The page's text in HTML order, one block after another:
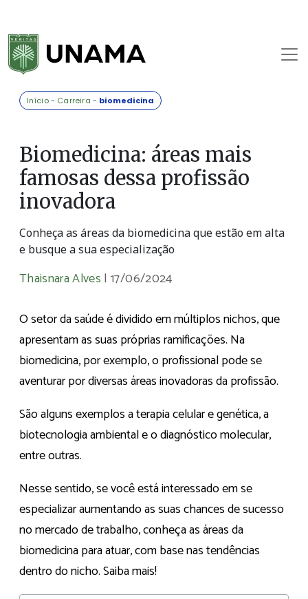
Início- Carreira - biomedicina
Biomedicina: áreas mais
famosas dessa profissão
inovadora
Conheça as áreas da biomedicina que estão em alta
e busque a sua especialização
Thaisnara Alves |17/06/2024
O setor da saúde é dividido em múltiplos nichos, que
apresentam as suas próprias ramificações. Na
biomedicina, por exemplo, o profissional pode se
aventurar por diversas áreas inovadoras da profissão.
São alguns exemplos a terapia celular e genética, a
biotecnologia ambiental e o diagnóstico molecular,
entre outras.
Nesse sentido, se você está interessado em se
especializar aumentando as suas chances de sucesso
no mercado de trabalho, conheça as áreas da
biomedicina para atuar, com base nas tendências
dentro do nicho. Saiba mais!